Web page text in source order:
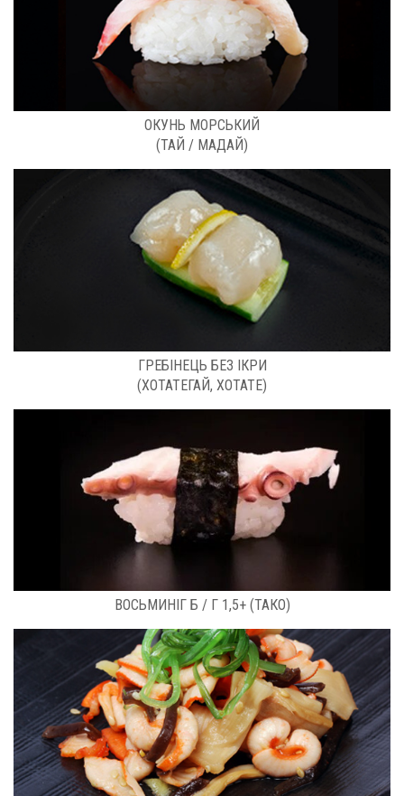
ОКУНЬ МОРСЬКИЙ
(ТАЙ / МАДАЙ)
ГРЕБІНЕЦЬ БЕЗ ІКРИ
(ХОТАТЕГАЙ, ХОТАТЕ)
ВОСЬМИНІГ Б / Г 1,5+ (ТАКО)